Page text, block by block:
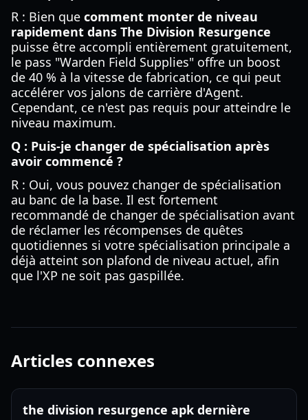
R : Bien que comment monter de niveau
rapidement dans The Division Resurgence
puisse être accompli entièrement gratuitement,
le pass "Warden Field Supplies" offre un boost
de 40 % à la vitesse de fabrication, ce qui peut
accélérer vos jalons de carrière d'Agent.
Cependant, ce n'est pas requis pour atteindre le
niveau maximum.
Q : Puis-je changer de spécialisation après
avoir commencé ?
R : Oui, vous pouvez changer de spécialisation
au banc de la base. Il est fortement
recommandé de changer de spécialisation avant
de réclamer les récompenses de quêtes
quotidiennes si votre spécialisation principale a
déjà atteint son plafond de niveau actuel, afin
que l'XP ne soit pas gaspillée.
Articles connexes
the division resurgence apk dernière